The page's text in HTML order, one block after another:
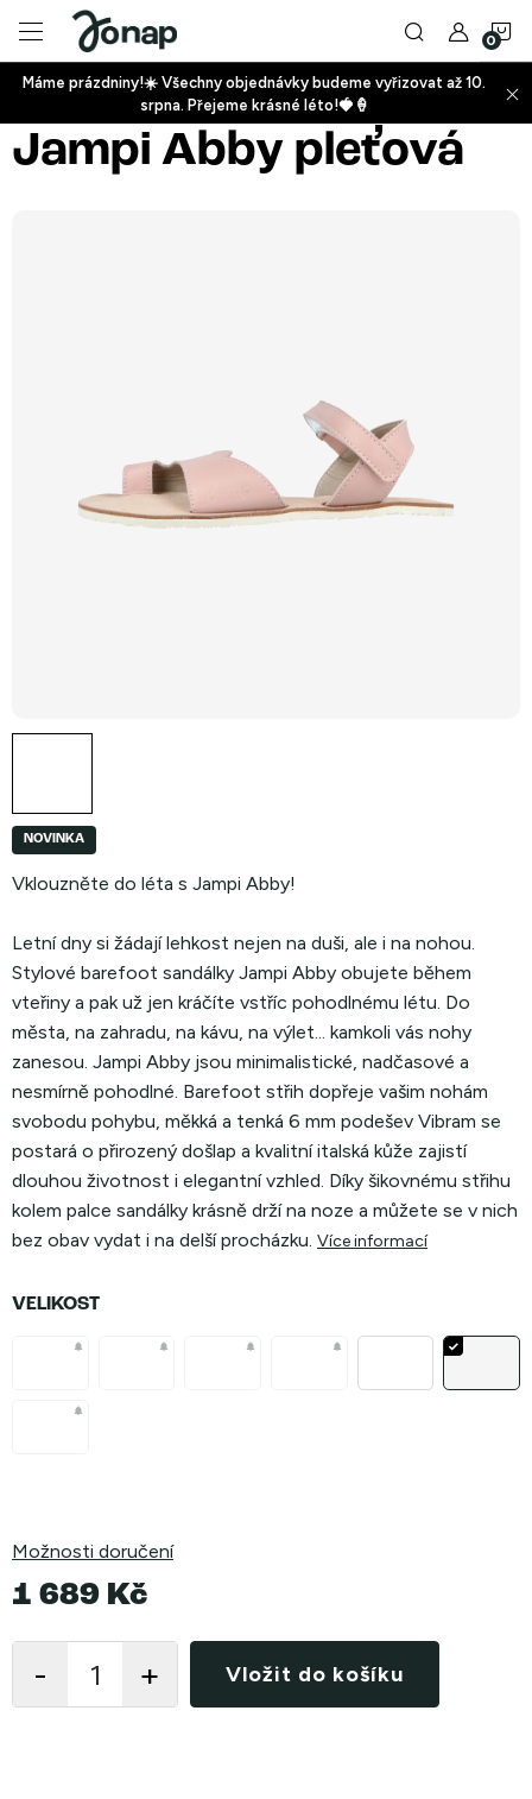
obsah
+
Máme prázdniny!☀️ Všechny objednávky budeme vyřizovat až 10.
srpna. Přejeme krásné léto!🍓🍦
Jampi Abby pleťová
NOVINKA
Vklouzněte do léta s Jampi Abby!
Letní dny si žádají lehkost nejen na duši, ale i na nohou.
Stylové barefoot sandálky Jampi Abby obujete během
vteřiny a pak už jen kráčíte vstříc pohodlnému létu. Do
města, na zahradu, na kávu, na výlet... kamkoli vás nohy
zanesou. Jampi Abby jsou minimalistické, nadčasové a
nesmírně pohodlné. Barefoot střih dopřeje vašim nohám
svobodu pohybu, měkká a tenká 6 mm podešev Vibram se
postará o přirozený došlap a kvalitní italská kůže zajistí
dlouhou životnost i elegantní vzhled. Díky šikovnému střihu
kolem palce sandálky krásně drží na noze a můžete se v nich
bez obav vydat i na delší procházku. Více informací
VELIKOST
Možnosti doručení
1 689 Kč
cena:
Vložit do košíku